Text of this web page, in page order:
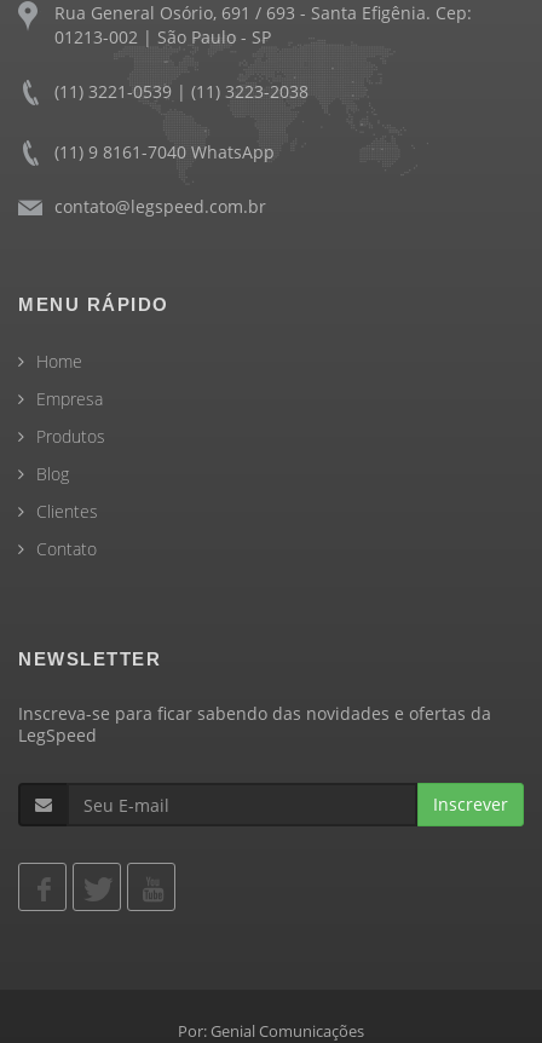
Rua General Osório, 691 / 693 - Santa Efigênia. Cep:
01213-002 | São Paulo - SP
(11) 3221-0539 | (11) 3223-2038
(11) 9 8161-7040 WhatsApp
contato@legspeed.com.br
MENU RÁPIDO
Home
Empresa
Produtos
Blog
Clientes
Contato
NEWSLETTER
Inscreva-se para ficar sabendo das novidades e ofertas da
LegSpeed
Inscrever
Por: Genial Comunicações